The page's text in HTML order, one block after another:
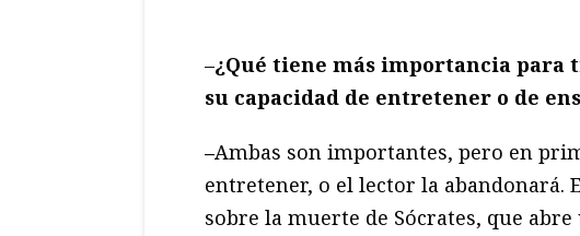
–¿Qué tiene más importancia para
su capacidad de entretener o de
–Ambas son importantes, pero en
entretener, o el lector la abandonará.
sobre la muerte de Sócrates, que